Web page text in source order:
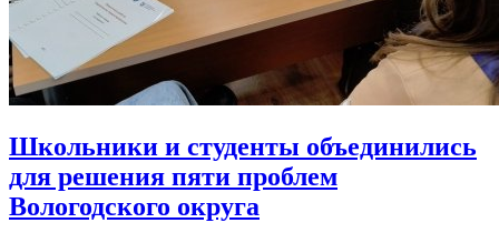
Школьники и студенты объединились
для решения пяти проблем
Вологодского округа